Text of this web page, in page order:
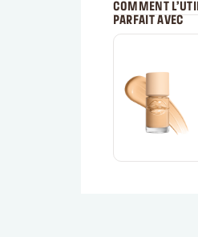
COMMENT
PARFAIT AVEC